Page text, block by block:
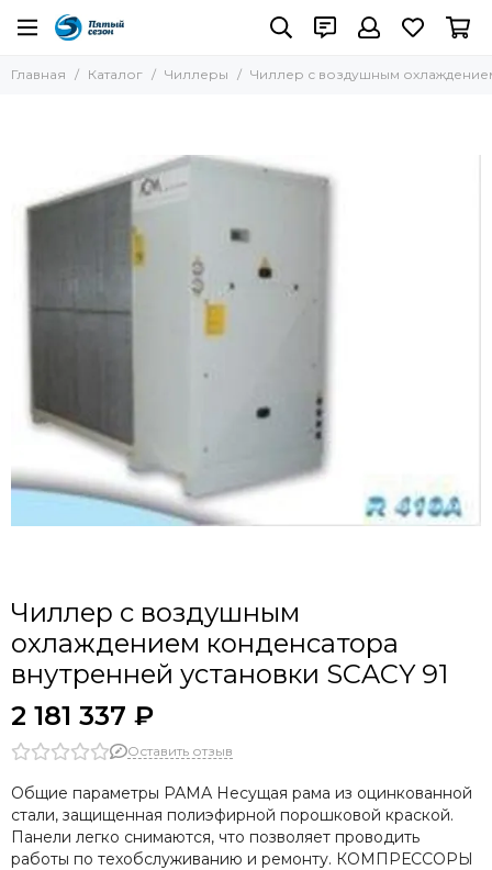
Чиллеры
Главная Каталог Чиллеры Чиллер с воздушным
Чиллер с воздушным
охлаждением конденсатора
внутренней установки SCAСY 91
2 181 337 ₽
Оставить отзыв
Общие параметры РАМА Несущая рама из оцинкованной
стали, защищенная полиэфирной порошковой краской.
Панели легко снимаются, что позволяет проводить
работы по техобслуживанию и ремонту. КОМПРЕССОРЫ